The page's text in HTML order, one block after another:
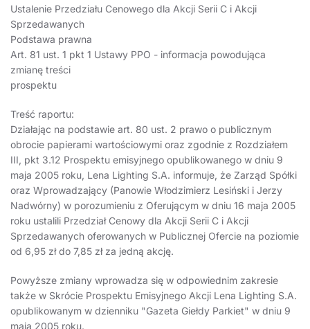
Ustalenie Przedziału Cenowego dla Akcji Serii C i Akcji
Sprzedawanych
Podstawa prawna
Art. 81 ust. 1 pkt 1 Ustawy PPO - informacja powodująca
zmianę treści
prospektu
Treść raportu:
Działając na podstawie art. 80 ust. 2 prawo o publicznym
obrocie papierami wartościowymi oraz zgodnie z Rozdziałem
III, pkt 3.12 Prospektu emisyjnego opublikowanego w dniu 9
maja 2005 roku, Lena Lighting S.A. informuje, że Zarząd Spółki
oraz Wprowadzający (Panowie Włodzimierz Lesiński i Jerzy
Nadwórny) w porozumieniu z Oferującym w dniu 16 maja 2005
roku ustalili Przedział Cenowy dla Akcji Serii C i Akcji
Sprzedawanych oferowanych w Publicznej Ofercie na poziomie
od 6,95 zł do 7,85 zł za jedną akcję.
Powyższe zmiany wprowadza się w odpowiednim zakresie
także w Skrócie Prospektu Emisyjnego Akcji Lena Lighting S.A.
opublikowanym w dzienniku "Gazeta Giełdy Parkiet" w dniu 9
maja 2005 roku.